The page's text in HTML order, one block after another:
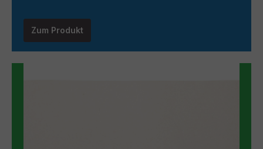
Zum Produkt